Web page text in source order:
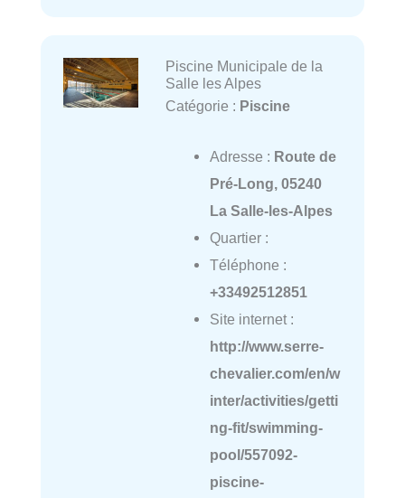
Piscine Municipale de la
Salle les Alpes
Catégorie : Piscine
Adresse : Route de
Pré-Long, 05240
La Salle-les-Alpes
Quartier :
Téléphone :
+33492512851
Site internet :
http://www.serre-
chevalier.com/en/w
inter/activities/getti
ng-fit/swimming-
pool/557092-
piscine-